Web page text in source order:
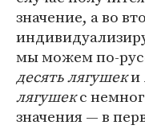
значение, а во
мы можем по-
десять лягушеки
лягушекс
значения — в